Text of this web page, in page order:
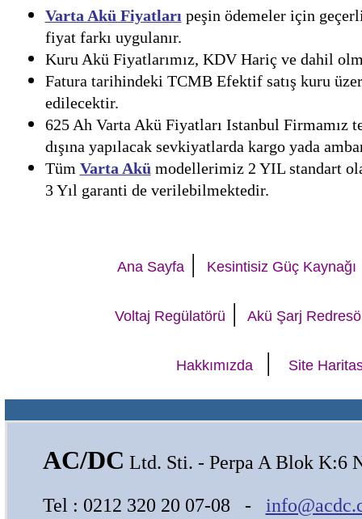
Varta Akü Fiyatları peşin ödemeler için
fiyat farkı uygulanır.
Kuru Akü Fiyatlarımız, KDV Hariç ve dahil
Fatura tarihindeki TCMB Efektif satış kuru
edilecektir.
625 Ah Varta Akü Fiyatları Istanbul Firmamız
dışına yapılacak sevkiyatlarda kargo yada
Tüm Varta Akü modellerimiz 2 YIL standart
3 Yıl garanti de verilebilmektedir.
Ana Sayfa | Kesintisiz Güç Kaynağı
Voltaj Regülatörü | Akü Şarj
Hakkımızda | Site
AC/DC Ltd. Sti. - Perpa A Blok K:6
Tel : 0212 320 20 07-08 -